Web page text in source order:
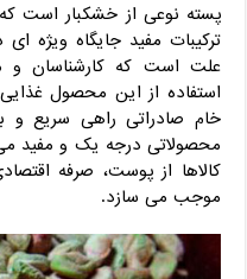
پسته نوعی از خشکبار است
ترکیبات مفید جایگاه ویژه
علت است که کارشناسان و
استفاده از این محصول
خام صادراتی راهی سریع و
محصولاتی درجه یک و مفید
کالاها از پوست، صرفه
موجب می سازد.